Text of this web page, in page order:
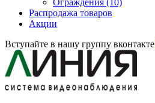
Ограждения (10)
Распродажа товаров
Акции
Вступайте в нашу группу вконтакте